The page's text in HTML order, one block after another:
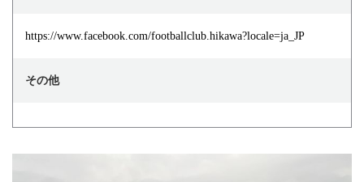
https://www.facebook.com/footballclub.hikawa?locale=ja_JP
その他